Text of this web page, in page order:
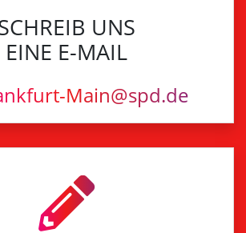
UNS
EINE E-MAIL
Main@spd.de